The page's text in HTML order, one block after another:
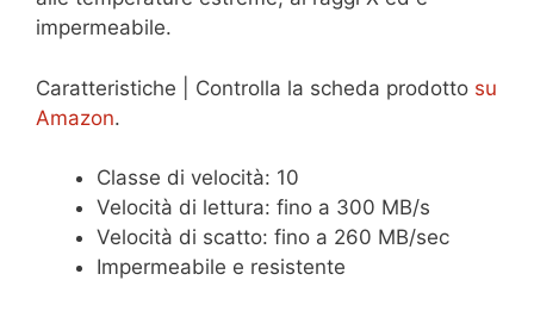
impermeabile.
Caratteristiche | Controlla la scheda prodotto su
Amazon.
Classe di velocità: 10
Velocità di lettura: fino a 300 MB/s
Velocità di scatto: fino a 260 MB/sec
Impermeabile e resistente